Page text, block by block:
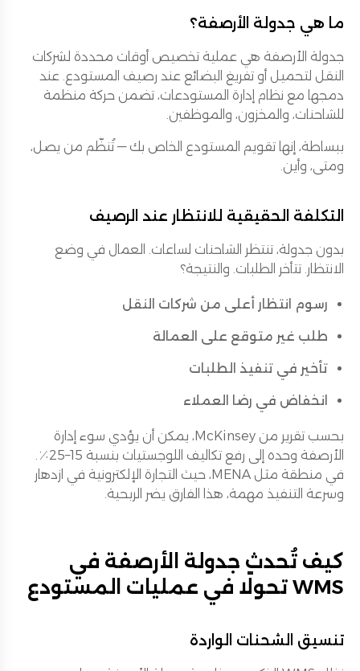
ما هي جدولة الأرصفة؟
جدولة الأرصفة هي عملية تخصيص أوقات محددة لشركات
النقل لتحميل أو تفريغ البضائع عند رصيف المستودع. عند
دمجها مع نظام إدارة المستودعات، تضمن حركة منظمة
للشاحنات، والمخزون، والموظفين.
ببساطة، إنها تقويم المستودع الخاص بك — تُنظّم من يصل،
ومتى، وأين.
التكلفة الحقيقية للانتظار عند الرصيف
بدون جدولة، تنتظر الشاحنات لساعات. العمال في وضع
الانتظار. تتأخر الطلبات. والنتيجة؟
رسوم انتظار أعلى من شركات النقل
طلب غير متوقع على العمالة
تأخير في تنفيذ الطلبات
انخفاض في رضا العملاء
بحسب تقرير من McKinsey، يمكن أن يؤدي سوء إدارة
الأرصفة وحده إلى رفع تكاليف اللوجستيات بنسبة 15–25٪.
في منطقة مثل MENA، حيث التجارة الإلكترونية في ازدهار
وسرعة التنفيذ مهمة، هذا الفارق يضر الربحية.
كيف تُحدث جدولة الأرصفة في
WMS تحولًا في عمليات المستودع
تنسيق الشحنات الواردة